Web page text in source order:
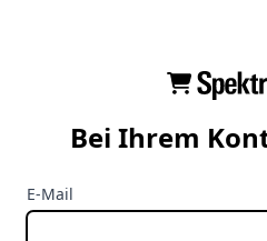
Bei Ihrem
E-Mail